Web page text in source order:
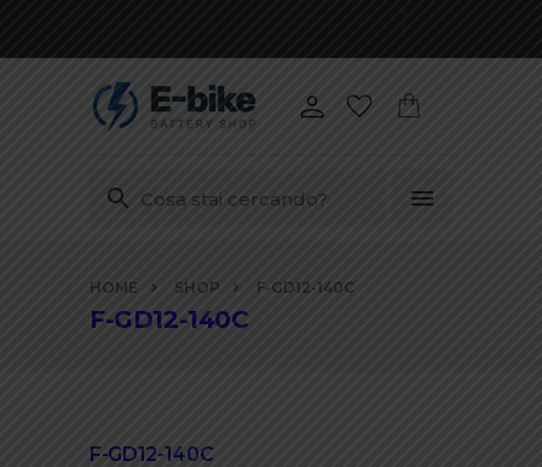
contenuti
HOME SHOP F-GD12-140C
F-GD12-140C
F-GD12-140C